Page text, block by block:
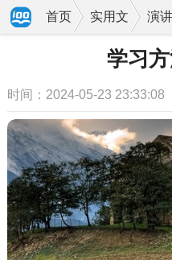
首页 实用文 演
学习
时间：2024-05-23 23:33:08